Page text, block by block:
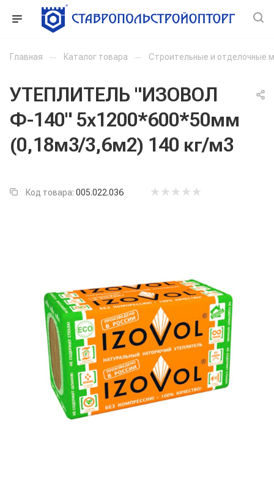
Главная — Каталог товара — Строительные и отделочные
УТЕПЛИТЕЛЬ "ИЗОВОЛ
Ф-140" 5х1200*600*50мм
(0,18м3/3,6м2) 140 кг/м3
Код товара: 005.022.036